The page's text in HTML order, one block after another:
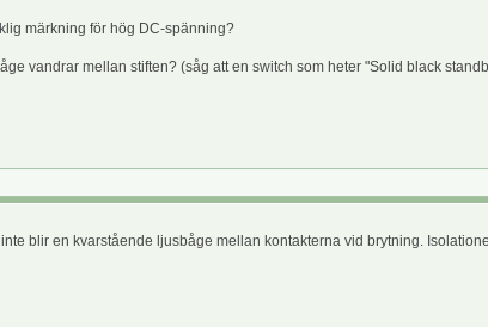
märkning för hög DC-spänning?
vandrar mellan stiften? (såg att en switch som heter "Solid black
blir en kvarstående ljusbåge mellan kontakterna vid brytning.